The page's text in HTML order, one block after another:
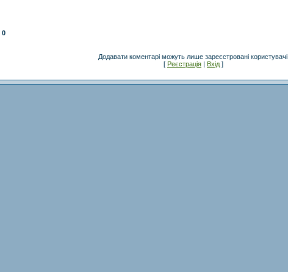
0
Додавати коментарі можуть лише зареєстровані користувачі.
[ Реєстрація | Вхід ]